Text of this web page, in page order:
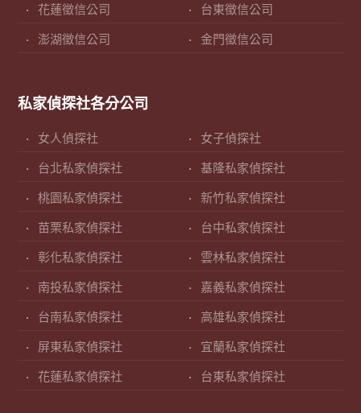
花蓮徵信公司 台東徵信公司
澎湖徵信公司 金門徵信公司
私家偵探社各分公司
女人偵探社 女子偵探社
台北私家偵探社 基隆私家偵探社
桃園私家偵探社 新竹私家偵探社
苗栗私家偵探社 台中私家偵探社
彰化私家偵探社 雲林私家偵探社
南投私家偵探社 嘉義私家偵探社
台南私家偵探社 高雄私家偵探社
屏東私家偵探社 宜蘭私家偵探社
花蓮私家偵探社 台東私家偵探社